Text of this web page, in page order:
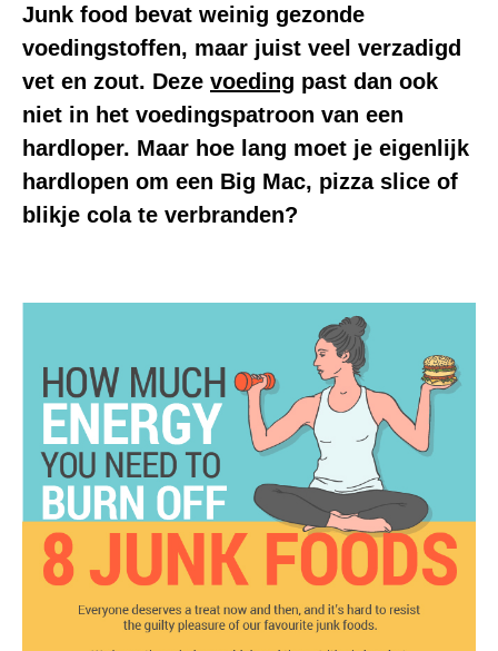
Junk food bevat weinig gezonde
voedingstoffen, maar juist veel verzadigd
vet en zout. Deze voeding past dan ook
niet in het voedingspatroon van een
hardloper. Maar hoe lang moet je eigenlijk
hardlopen om een Big Mac, pizza slice of
blikje cola te verbranden?